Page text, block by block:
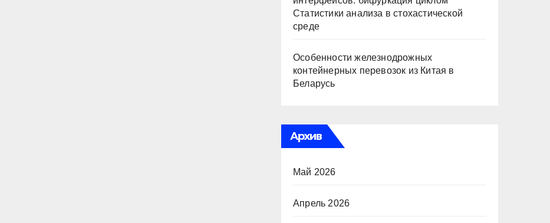
Статистики анализа в стохастической
среде
Особенности железнодрожных
контейнерных перевозок из Китая в
Беларусь
Архив
Май 2026
Апрель 2026